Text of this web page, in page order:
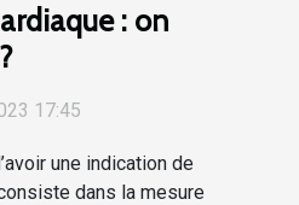
: on
17:45
une indication de
dans la mesure